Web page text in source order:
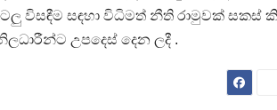
විසඳීම සඳහා විධිමත් නීති රාමුවක් සකස්
උපදෙස් දෙන ලදී .